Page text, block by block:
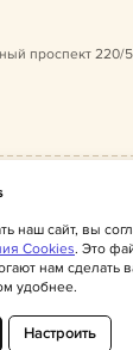
проспект 220/
детской
ОГРН
наш сайт, вы
Cookies. Это
нам сделать
удобнее.
Настроить